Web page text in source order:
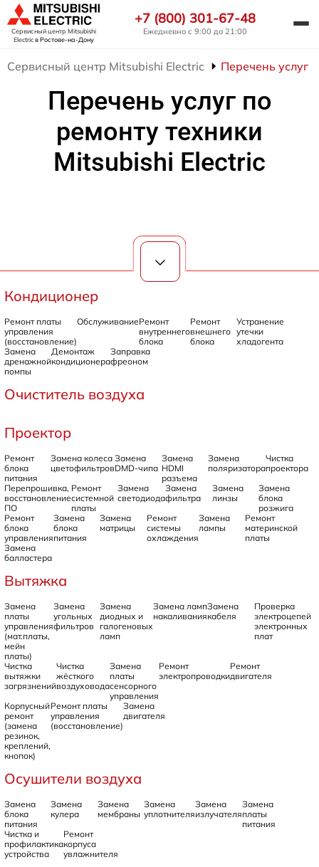
Сервисный центр Mitsubishi
Electricв Ростове-на-Дону
+7 (800) 301-67-48
Ежедневно с 9:00 до 21:00
Сервисный центр Mitsubishi Electric Перечень услуг
Перечень услуг по
ремонту техники
Mitsubishi Electric
Кондиционер
Ремонт платы
управления
(восстановление)
ОбслуживаниеРемонт
внутреннего
блока
Ремонт
внешнего
блока
Устранение
утечки
хладогента
Замена
дренажной
помпы
Демонтаж
кондиционера
Заправка
фреоном
Очиститель воздуха
Проектор
Ремонт
блока
питания
Замена колеса
цветофильтров
Замена
DMD-чипа
Замена
HDMI
разъема
Замена
поляризатора
Чистка
проектора
Перепрошивка,
восстановление
ПО
Ремонт
системной
платы
Замена
светодиода
Замена
фильтра
Замена
линзы
Замена
блока
розжига
Ремонт
блока
управления
Замена
блока
питания
Замена
матрицы
Ремонт
системы
охлаждения
Замена
лампы
Ремонт
материнской
платы
Замена
балластера
Вытяжка
Замена
платы
управления
(мат.платы,
мейн
платы)
Замена
угольных
фильтров
Замена
диодных и
галогеновых
ламп
Замена ламп
накаливания
Замена
кабеля
Проверка
электроцепей
электронных
плат
Чистка
вытяжки
загрязнений
Чистка
жёсткого
воздуховода
Замена
платы
сенсорного
управления
Ремонт
электропроводки
Ремонт
двигателя
Корпусный
ремонт
(замена
резинок,
креплений,
кнопок)
Ремонт платы
управления
(восстановление)
Замена
двигателя
Осушители воздуха
Замена
блока
питания
Замена
кулера
Замена
мембраны
Замена
уплотнителя
Замена
излучателя
Замена
платы
питания
Чистка и
профилактика
устройства
Ремонт
корпуса
увлажнителя